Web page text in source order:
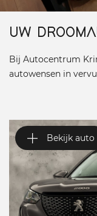
UW
Bij Autocentrum
autowensen in
Bekijk auto